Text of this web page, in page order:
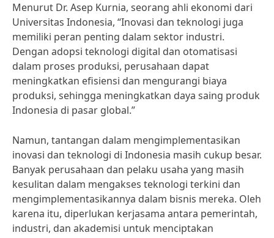
Menurut Dr. Asep Kurnia, seorang ahli ekonomi dari
Universitas Indonesia, “Inovasi dan teknologi juga
memiliki peran penting dalam sektor industri.
Dengan adopsi teknologi digital dan otomatisasi
dalam proses produksi, perusahaan dapat
meningkatkan efisiensi dan mengurangi biaya
produksi, sehingga meningkatkan daya saing produk
Indonesia di pasar global.”
Namun, tantangan dalam mengimplementasikan
inovasi dan teknologi di Indonesia masih cukup besar.
Banyak perusahaan dan pelaku usaha yang masih
kesulitan dalam mengakses teknologi terkini dan
mengimplementasikannya dalam bisnis mereka. Oleh
karena itu, diperlukan kerjasama antara pemerintah,
industri, dan akademisi untuk menciptakan